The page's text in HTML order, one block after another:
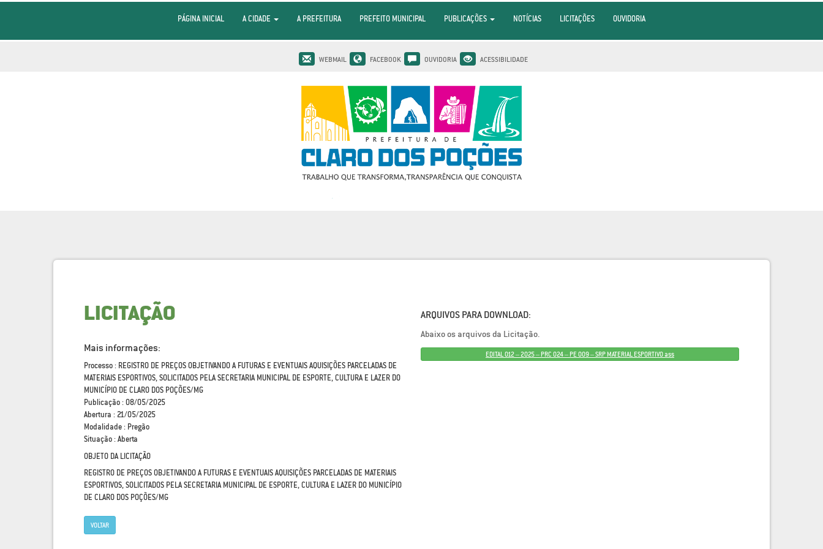
PÁGINA INICIAL A CIDADE A PREFEITURA PREFEITO MUNICIPAL PUBLICAÇÕES NOTÍCIAS LICITAÇÕES OUVIDORIA
WEBMAIL FACEBOOK OUVIDORIA ACESSIBILIDADE
LICITAÇÃO
Mais informações:
Processo : REGISTRO DE PREÇOS OBJETIVANDO A FUTURAS E EVENTUAIS AQUISIÇÕES PARCELADAS DE
MATERIAIS ESPORTIVOS, SOLICITADOS PELA SECRETARIA MUNICIPAL DE ESPORTE, CULTURA E LAZER DO
MUNICÍPIO DE CLARO DOS POÇÕES/MG
Publicação : 08/05/2025
Abertura : 21/05/2025
Modalidade : Pregão
Situação : Aberta
OBJETO DA LICITAÇÃO
REGISTRO DE PREÇOS OBJETIVANDO A FUTURAS E EVENTUAIS AQUISIÇÕES PARCELADAS DE MATERIAIS
ESPORTIVOS, SOLICITADOS PELA SECRETARIA MUNICIPAL DE ESPORTE, CULTURA E LAZER DO MUNICÍPIO
DE CLARO DOS POÇÕES/MG
VOLTAR
ARQUIVOS PARA DOWNLOAD:
Abaixo os arquivos da Licitação.
EDITAL 012 – 2025 – PRC 024 – PE 009 – SRP MATERIAL ESPORTIVO ass